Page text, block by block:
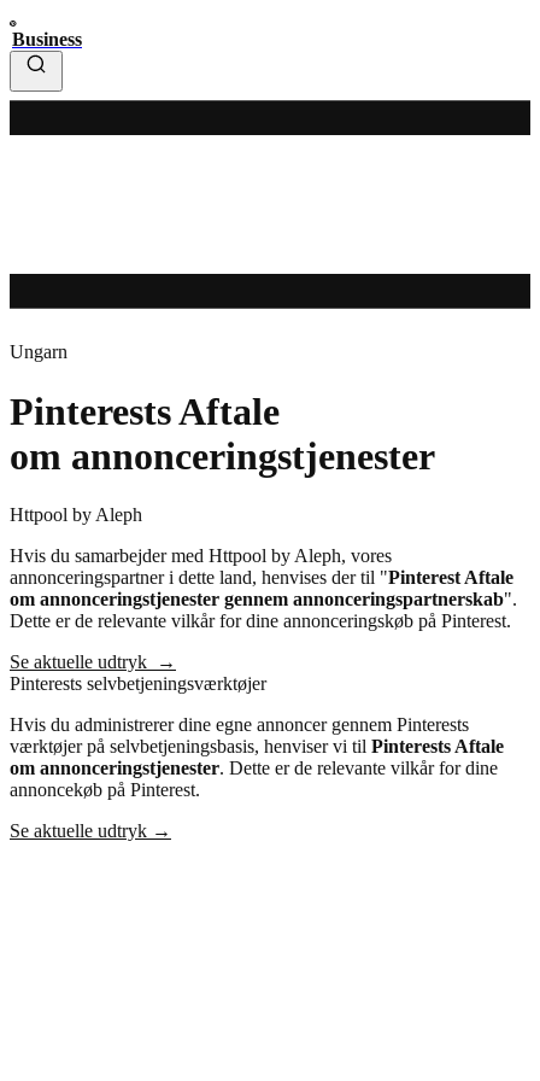
Business
Ungarn
Pinterests Aftale
om annonceringstjenester
Httpool by Aleph
Hvis du samarbejder med Httpool by Aleph, vores
annonceringspartner i dette land, henvises der til "Pinterest Aftale
om annonceringstjenester gennem annonceringspartnerskab".
Dette er de relevante vilkår for dine annonceringskøb på Pinterest.
Se aktuelle udtryk
→
Pinterests selvbetjeningsværktøjer
Hvis du administrerer dine egne annoncer gennem Pinterests
værktøjer på selvbetjeningsbasis, henviser vi til Pinterests Aftale
om annonceringstjenester. Dette er de relevante vilkår for dine
annoncekøb på Pinterest.
Se aktuelle udtryk →